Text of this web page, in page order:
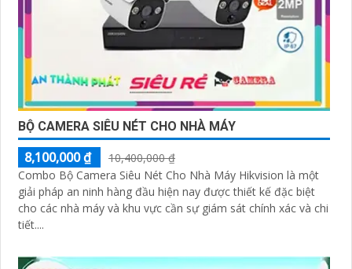
BỘ CAMERA SIÊU NÉT CHO NHÀ MÁY
8,100,000 ₫
10,400,000 ₫
Combo Bộ Camera Siêu Nét Cho Nhà Máy Hikvision là một
giải pháp an ninh hàng đầu hiện nay được thiết kế đặc biệt
cho các nhà máy và khu vực cần sự giám sát chính xác và chi
tiết....